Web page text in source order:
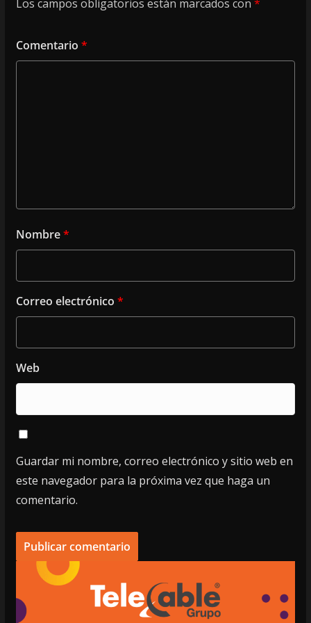
Los campos obligatorios están marcados con *
Comentario *
Nombre*
Correo electrónico *
Web
Guardar mi nombre, correo electrónico y sitio web en
este navegador para la próxima vez que haga un
comentario.